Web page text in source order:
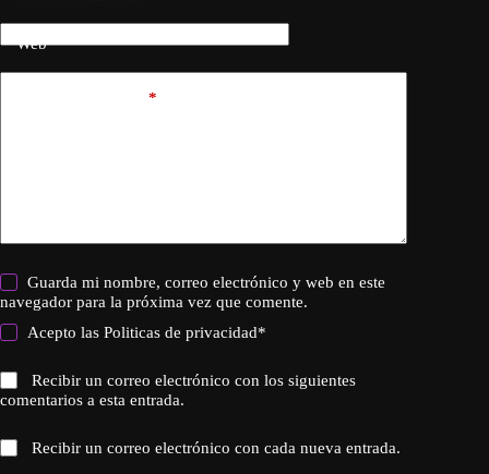
Web
*
Guarda mi nombre, correo electrónico y web en este
navegador para la próxima vez que comente.
Acepto lasPoliticas de privacidad*
Recibir un correo electrónico con los siguientes
comentarios a esta entrada.
Recibir un correo electrónico con cada nueva entrada.